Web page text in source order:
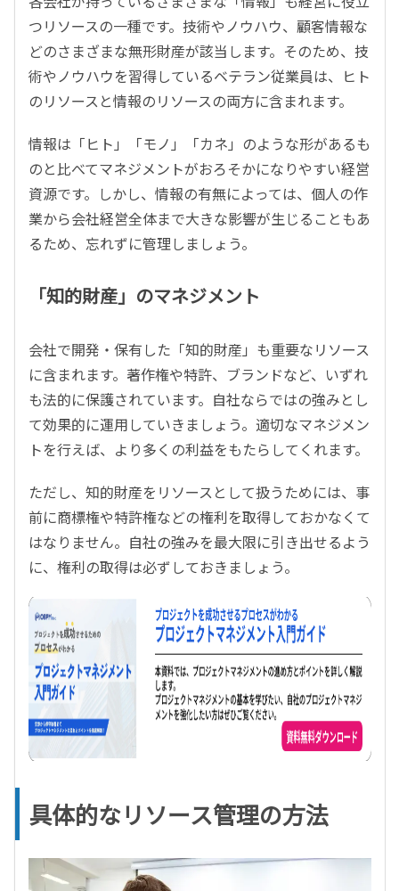
つリソースの一種です。技術やノウハウ、顧客情報な
どのさまざまな無形財産が該当します。そのため、技
術やノウハウを習得しているベテラン従業員は、ヒト
のリソースと情報のリソースの両方に含まれます。
情報は「ヒト」「モノ」「カネ」のような形があるも
のと比べてマネジメントがおろそかになりやすい経営
資源です。しかし、情報の有無によっては、個人の作
業から会社経営全体まで大きな影響が生じることもあ
るため、忘れずに管理しましょう。
「知的財産」のマネジメント
会社で開発・保有した「知的財産」も重要なリソース
に含まれます。著作権や特許、ブランドなど、いずれ
も法的に保護されています。自社ならではの強みとし
て効果的に運用していきましょう。適切なマネジメン
トを行えば、より多くの利益をもたらしてくれます。
ただし、知的財産をリソースとして扱うためには、事
前に商標権や特許権などの権利を取得しておかなくて
はなりません。自社の強みを最大限に引き出せるよう
に、権利の取得は必ずしておきましょう。
具体的なリソース管理の方法